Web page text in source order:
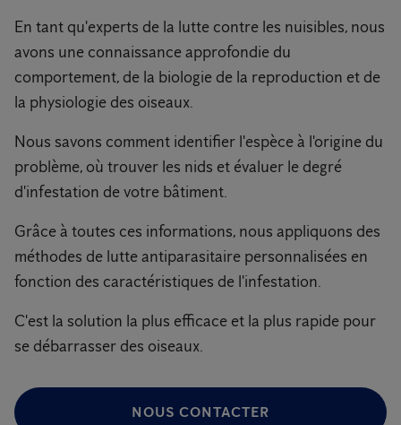
En tant qu'experts de la lutte contre les nuisibles, nous
avons une connaissance approfondie du
comportement, de la biologie de la reproduction et de
la physiologie des oiseaux.
Nous savons comment identifier l'espèce à l'origine du
problème, où trouver les nids et évaluer le degré
d'infestation de votre bâtiment.
Grâce à toutes ces informations, nous appliquons des
méthodes de lutte antiparasitaire personnalisées en
fonction des caractéristiques de l'infestation.
C'est la solution la plus efficace et la plus rapide pour
se débarrasser des oiseaux.
NOUS CONTACTER